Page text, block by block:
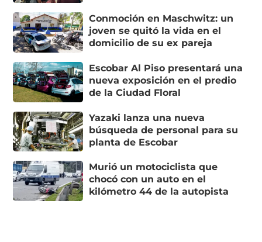
Conmoción en Maschwitz: un
joven se quitó la vida en el
domicilio de su ex pareja
Escobar Al Piso presentará una
nueva exposición en el predio
de la Ciudad Floral
Yazaki lanza una nueva
búsqueda de personal para su
planta de Escobar
Murió un motociclista que
chocó con un auto en el
kilómetro 44 de la autopista